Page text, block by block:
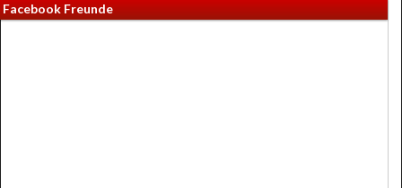
Facebook Freunde